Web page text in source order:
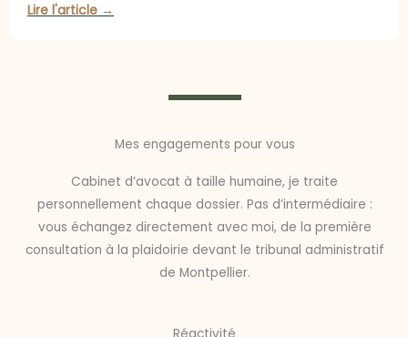
Lire l'article →
Mes engagements pour vous
Cabinet d’avocat à taille humaine, je traite
personnellement chaque dossier. Pas d’intermédiaire :
vous échangez directement avec moi, de la première
consultation à la plaidoirie devant le tribunal administratif
de Montpellier.